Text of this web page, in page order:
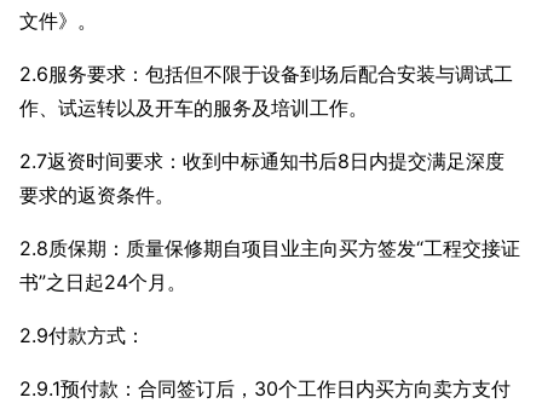
文件》。
2.6服务要求： 包括但不限于设备到场后配合安装与调试工
作、试运转以及开车的服务及培训工作。
2.7返资时间要求：收到中标通知书后8日内提交满足深度
要求的返资条件。
2.8质保期： 质量保修期自项目业主向买方签发“工程交接证
书”之日起24个月 。
2.9付款方式：
2.9.1预付款：合同签订后，30个工作日内买方向卖方支付